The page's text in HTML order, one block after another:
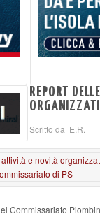
REPORT
Scritto da E.R.
Commissariato